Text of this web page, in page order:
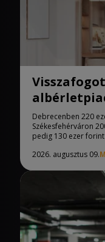
Debrecenben 220
Székesfehérváron
pedig 130 ezer
2026. augusztus 09.